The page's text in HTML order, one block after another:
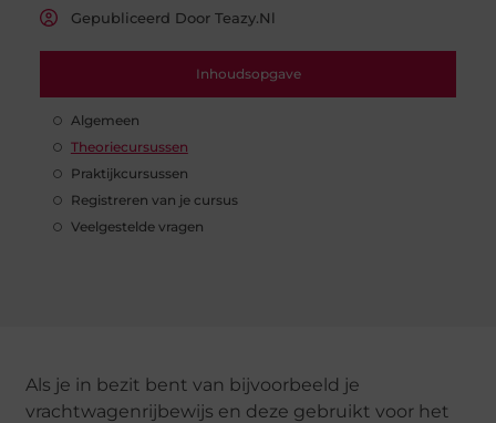
Gepubliceerd Door Teazy.nl
Inhoudsopgave
Algemeen
Theoriecursussen
Praktijkcursussen
Registreren van je cursus
Veelgestelde vragen
Als je in bezit bent van bijvoorbeeld je
vrachtwagenrijbewijs en deze gebruikt voor het